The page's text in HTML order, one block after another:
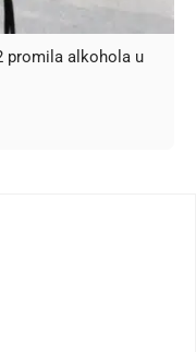
promila alkohola u